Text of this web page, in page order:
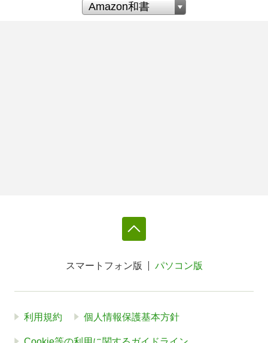
スマートフォン版 パソコン版
利用規約 個人情報保護基本方針